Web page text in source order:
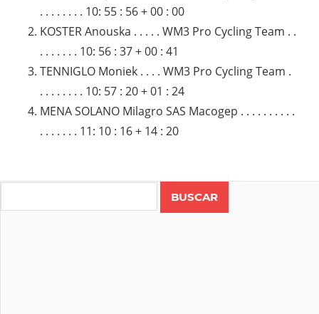
. . . . . . . . 10: 55 : 56 + 00 : 00
KOSTER Anouska . . . . . WM3 Pro Cycling Team . .
. . . . . . . 10: 56 : 37 + 00 : 41
TENNIGLO Moniek . . . . WM3 Pro Cycling Team .
. . . . . . . . 10: 57 : 20 + 01 : 24
MENA SOLANO Milagro SAS Macogep . . . . . . . . . .
. . . . . . . 11: 10 : 16 + 14 : 20